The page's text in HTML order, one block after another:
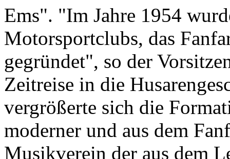
Ems". "Im Jahre 1954
Motorsportclubs, das
gegründet", so der
Zeitreise in die
vergrößerte sich die
moderner und aus dem
Musikverein der aus dem